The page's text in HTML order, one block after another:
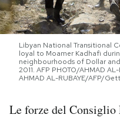
NEWSLETTER
I MIEI PREFERITI
Libyan National Transitional
loyal to Moamer Kadhafi
neighbourhoods of Dollar
2011. AFP PHOTO/AHMAD
AHMAD AL-RUBAYE/AFP/
Le forze del